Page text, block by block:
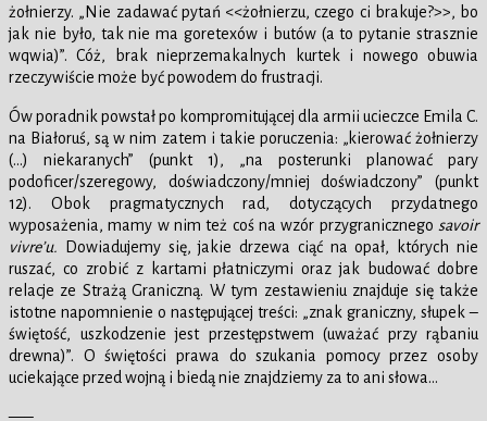
żołnierzy. „Nie zadawać pytań <<żołnierzu, czego ci brakuje?>>, bo
jak nie było, tak nie ma goretexów i butów (a to pytanie strasznie
wqwia)”. Cóż, brak nieprzemakalnych kurtek i nowego obuwia
rzeczywiście może być powodem do frustracji.
Ów poradnik powstał po kompromitującej dla armii ucieczce Emila C.
na Białoruś, są w nim zatem i takie poruczenia: „kierować żołnierzy
(…) niekaranych” (punkt 1), „na posterunki planować pary
podoficer/szeregowy, doświadczony/mniej doświadczony” (punkt
12). Obok pragmatycznych rad, dotyczących przydatnego
wyposażenia, mamy w nim też coś na wzór przygranicznego savoir
vivre’u. Dowiadujemy się, jakie drzewa ciąć na opał, których nie
ruszać, co zrobić z kartami płatniczymi oraz jak budować dobre
relacje ze Strażą Graniczną. W tym zestawieniu znajduje się także
istotne napomnienie o następującej treści: „znak graniczny, słupek –
świętość, uszkodzenie jest przestępstwem (uważać przy rąbaniu
drewna)”. O świętości prawa do szukania pomocy przez osoby
uciekające przed wojną i biedą nie znajdziemy za to ani słowa…
—–